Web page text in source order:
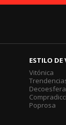
ESTILO DE
Vitónica
Decoesfera
Poprosa